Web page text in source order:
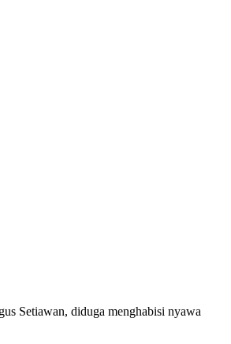
Setiawan, diduga menghabisi nyawa